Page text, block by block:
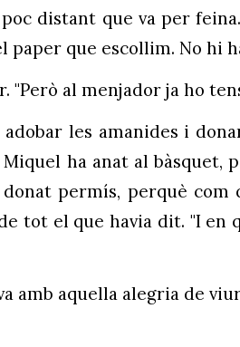
distant que va per
paper que escollim. No hi
"Però al menjador ja ho
les amanides i
ha anat al bàsquet,
permís, perquè
tot el que havia dit. "I en
amb aquella alegria de